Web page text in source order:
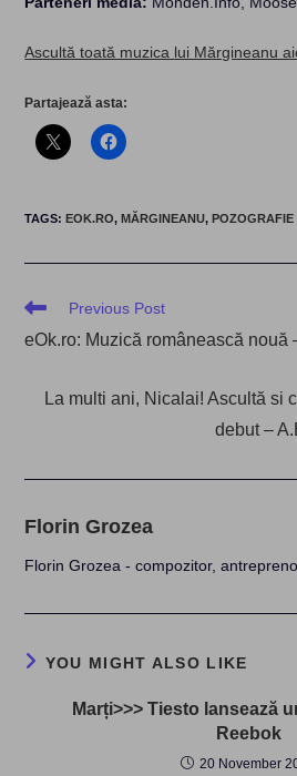
Ascultă toată muzica lui Mărgineanu
Partajează asta:
TAGS:EOK.RO, MĂRGINEANU, POZOGRAFIE
Read
articles
Previous Post
eOk.ro: Muzică românească nouă
La multi ani, Nicalai! Ascultă si
debut –
Florin Grozea
Florin Grozea - compozitor,
YOU MIGHT ALSO LIKE
Marți>>> Tiesto lansează
Reebok
20 November